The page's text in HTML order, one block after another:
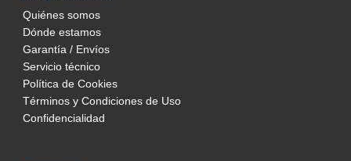
Quiénes somos
Dónde estamos
Garantía / Envíos
Servicio técnico
Política de Cookies
Términos y Condiciones de Uso
Confidencialidad